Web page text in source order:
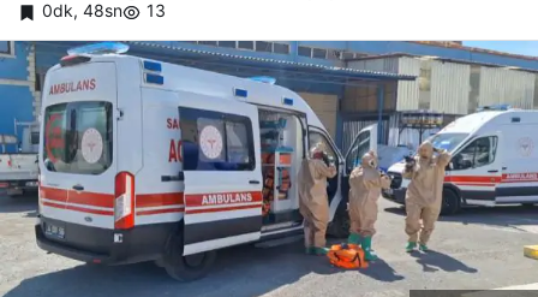
0dk, 48sn 13